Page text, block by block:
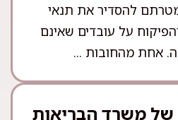
להסדיר את תנאי
על עובדים שאינם
אחת מהחובות ...
משרד הבריאות